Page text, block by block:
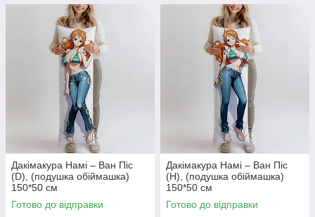
Дакімакура Намі – Ван Піс
(D), (подушка обіймашка)
150*50 см
Готово до відправки
Дакімакура Намі – Ван Піс
(H), (подушка обіймашка)
150*50 см
Готово до відправки